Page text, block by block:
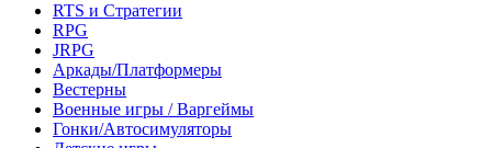
RTS и Стратегии
RPG
JRPG
Аркады/Платформеры
Вестерны
Военные игры / Варгеймы
Гонки/Автосимуляторы